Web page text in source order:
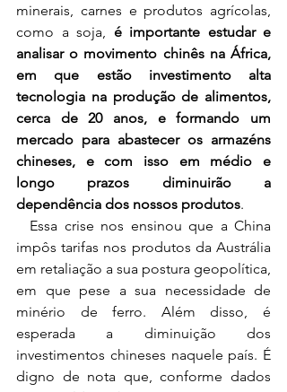
minerais, carnes e produtos agrícolas,
como a soja, é importante estudar e
analisar o movimento chinês na África,
em que estão investimento alta
tecnologia na produção de alimentos,
cerca de 20 anos, e formando um
mercado para abastecer os armazéns
chineses, e com isso em médio e
longo prazos diminuirão a
dependência dos nossos produtos.
impôs tarifas nos produtos da Austrália
em retaliação a sua postura geopolítica,
em que pese a sua necessidade de
minério de ferro. Além disso, é
esperada a diminuição dos
investimentos chineses naquele país. É
digno de nota que, conforme dados